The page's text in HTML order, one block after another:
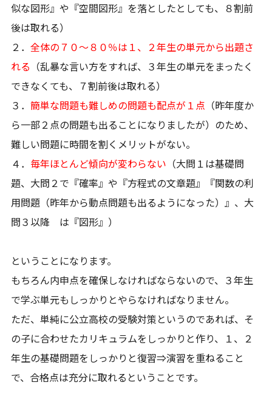
似な図形』や『空間図形』を落としたとしても、８割前
後は取れる）
２．全体の７０～８０％は１、２年生の単元から出題さ
れる （乱暴な言い方をすれば、３年生の単元をまったく
できなくても、７割前後は取れる）
３．簡単な問題も難しめの問題も配点が１点 （昨年度か
ら一部２点の問題も出ることになりましたが）のため、
難しい問題に時間を割くメリットがない。
４． 毎年ほとんど傾向が変わらない （大問１は基礎問
題、大問２で『確率』や『方程式の文章題』『関数の利
用問題（昨年から動点問題も出るようになった）』、大
問３以降 は『図形』）
ということになります。
もちろん内申点を確保しなければならないので、３年生
で学ぶ単元もしっかりとやらなければなりません。
ただ、単純に公立高校の受験対策というのであれば、そ
の子に合わせたカリキュラムをしっかりと作り、１、２
年生の基礎問題をしっかりと復習⇒演習を重ねること
で、合格点は充分に取れるということです。